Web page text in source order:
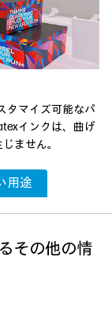
タマイズ可能なパ
インクは、曲げ
ません。
用途
その他の情